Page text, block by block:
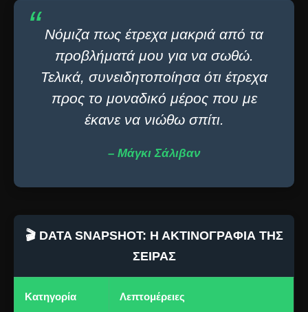
“ Νόμιζα πως έτρεχα μακριά από τα
προβλήματά μου για να σωθώ.
Τελικά, συνειδητοποίησα ότι έτρεχα
προς το μοναδικό μέρος που με
έκανε να νιώθω σπίτι.
– Μάγκι Σάλιβαν
🎬 DATA SNAPSHOT: Η ΑΚΤΙΝΟΓΡΑΦΊΑ ΤΗΣ
ΣΕΙΡΆΣ
Κατηγορία Λεπτομέρειες